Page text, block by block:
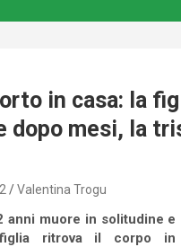
in casa: la
dopo mesi, la
Valentina Trogu
anni muore in solitudine e
ritrova il corpo